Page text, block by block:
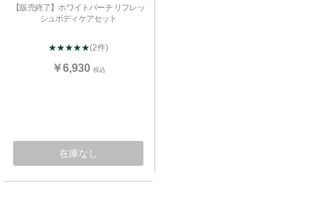
【販売終了】ホワイトバーチ リフレッ
シュボディケアセット
★★★★★(2件)
￥6,930 税込
在庫なし
お買い物を続ける